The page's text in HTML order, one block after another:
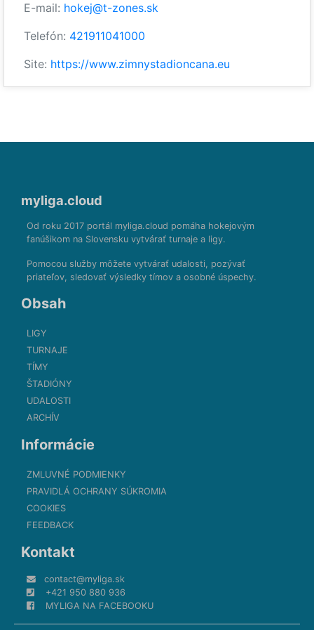
E-mail: hokej@t-zones.sk
Telefón: 421911041000
Site: https://www.zimnystadioncana.eu
myliga.cloud
Od roku 2017 portál myliga.cloud pomáha hokejovým
fanúšikom na Slovensku vytvárať turnaje a ligy.
Pomocou služby môžete vytvárať udalosti, pozývať
priateľov, sledovať výsledky tímov a osobné úspechy.
Obsah
LIGY
TURNAJE
TÍMY
ŠTADIÓNY
UDALOSTI
ARCHÍV
Informácie
ZMLUVNÉ PODMIENKY
PRAVIDLÁ OCHRANY SÚKROMIA
COOKIES
FEEDBACK
Kontakt
contact@myliga.sk
+421 950 880 936
MYLIGA NA FACEBOOKU